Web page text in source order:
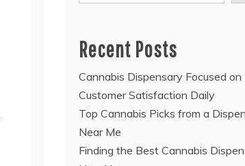
Recent Posts
Cannabis Dispensary Focused on
Customer Satisfaction Daily
Top Cannabis Picks from a
Near Me
Finding the Best Cannabis